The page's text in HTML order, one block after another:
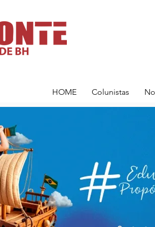
HOME Colunistas